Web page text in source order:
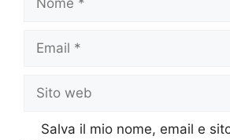
Email
Sito
web
Salva il mio nome, email e